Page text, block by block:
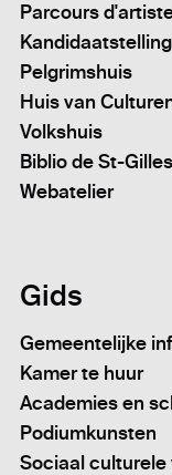
Parcours
Pelgrimshuis
Huis van
Volkshuis
Biblio de St-Gilles
Webatelier
Gids
Gemeentelijke
Kamer te huur
Academies en
Podiumkunsten
Sociaal